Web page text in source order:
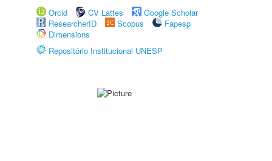
Orcid
CV Lattes
Google Scholar
ResearcherID
Scopus
Fapesp
Dimensions
Repositório Institucional UNESP